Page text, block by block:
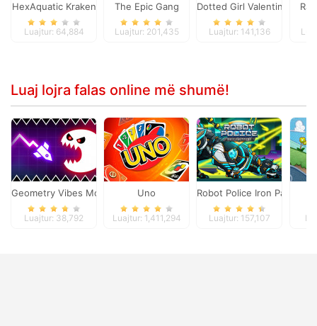
HexAquatic Kraken
Luajtur: 64,884
The Epic Gang
Luajtur: 201,435
Dotted Girl Valentine
Luajtur: 141,136
Luaj lojra falas online më shumë!
Geometry Vibes Monster
Luajtur: 38,792
Uno
Luajtur: 1,411,294
Robot Police Iron Panther
Luajtur: 157,107